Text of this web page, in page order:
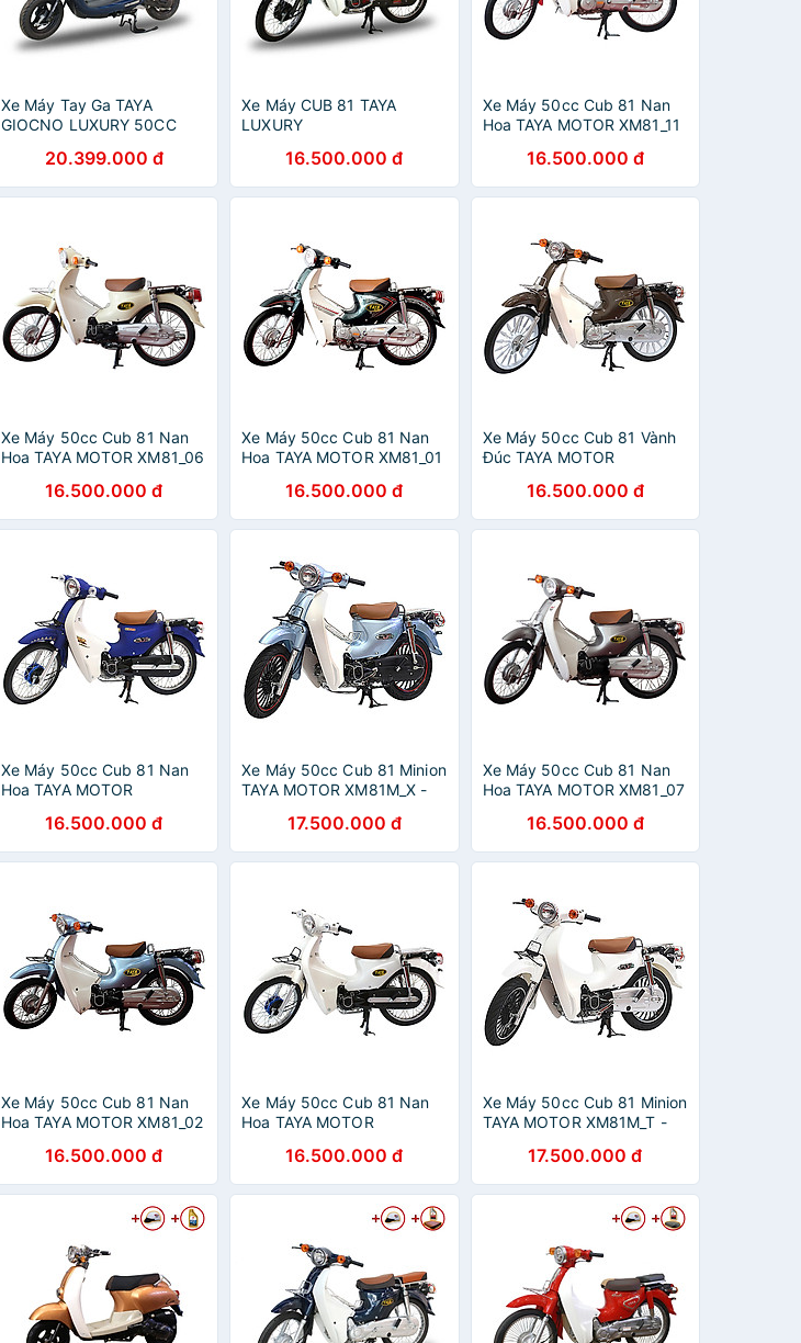
Xe Máy Tay Ga TAYA
GIOCNO LUXURY 50CC
20.399.000 đ
Xe Máy CUB 81 TAYA
LUXURY
16.500.000 đ
Xe Máy 50cc Cub 81 Nan
Hoa TAYA MOTOR XM81_11
16.500.000 đ
Xe Máy 50cc Cub 81 Nan
Hoa TAYA MOTOR XM81_06
16.500.000 đ
Xe Máy 50cc Cub 81 Nan
Hoa TAYA MOTOR XM81_01
16.500.000 đ
Xe Máy 50cc Cub 81 Vành
Đúc TAYA MOTOR
16.500.000 đ
Xe Máy 50cc Cub 81 Nan
Hoa TAYA MOTOR
16.500.000 đ
Xe Máy 50cc Cub 81 Minion
TAYA MOTOR XM81M_X -
17.500.000 đ
Xe Máy 50cc Cub 81 Nan
Hoa TAYA MOTOR XM81_07
16.500.000 đ
Xe Máy 50cc Cub 81 Nan
Hoa TAYA MOTOR XM81_02
16.500.000 đ
Xe Máy 50cc Cub 81 Nan
Hoa TAYA MOTOR
16.500.000 đ
Xe Máy 50cc Cub 81 Minion
TAYA MOTOR XM81M_T -
17.500.000 đ